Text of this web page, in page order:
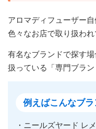
アロマディフューザー
色々なお店で取り扱われ
有名なブランドで探す
扱っている「専門ブラン
例えばこんなブラ
・ニールズヤード レ